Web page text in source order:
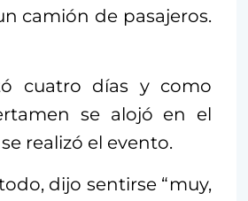
camión de pasajeros.
cuatro días y como
se alojó en el
realizó el evento.
dijo sentirse “muy,